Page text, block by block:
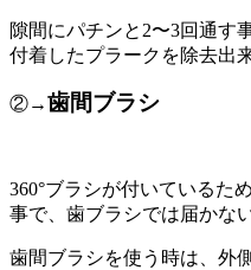
隙間にパチンと2〜3回通す
付着したプラークを除去出
②→歯間ブラシ
360°ブラシが付いているた
事で、歯ブラシでは届かな
歯間ブラシを使う時は、外